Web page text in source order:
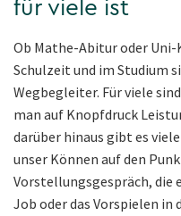
für viele ist
Ob Mathe-Abitur oder Uni-
Schulzeit und im Studium
Wegbegleiter. Für viele
man auf Knopfdruck
darüber hinaus gibt es
unser Können auf den
Vorstellungsgespräch,
Job oder das Vorspielen in